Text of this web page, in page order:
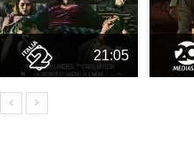
21:05